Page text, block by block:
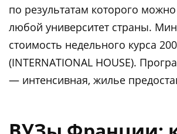
по результатам которого
любой университет страны.
стоимость недельного курса
(INTERNATIONAL HOUSE).
— интенсивная, жилье